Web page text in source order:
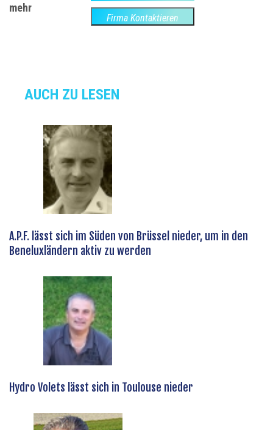
mehr
Firma Kontaktieren
AUCH ZU LESEN
A.P.F. lässt sich im Süden von Brüssel nieder, um in den
Beneluxländern aktiv zu werden
Hydro Volets lässt sich in Toulouse nieder